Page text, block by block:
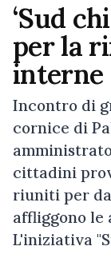
‘Sud
per la
interne
Incontro di
cornice di
cittadini
riuniti per
affliggono le
L'iniziativa